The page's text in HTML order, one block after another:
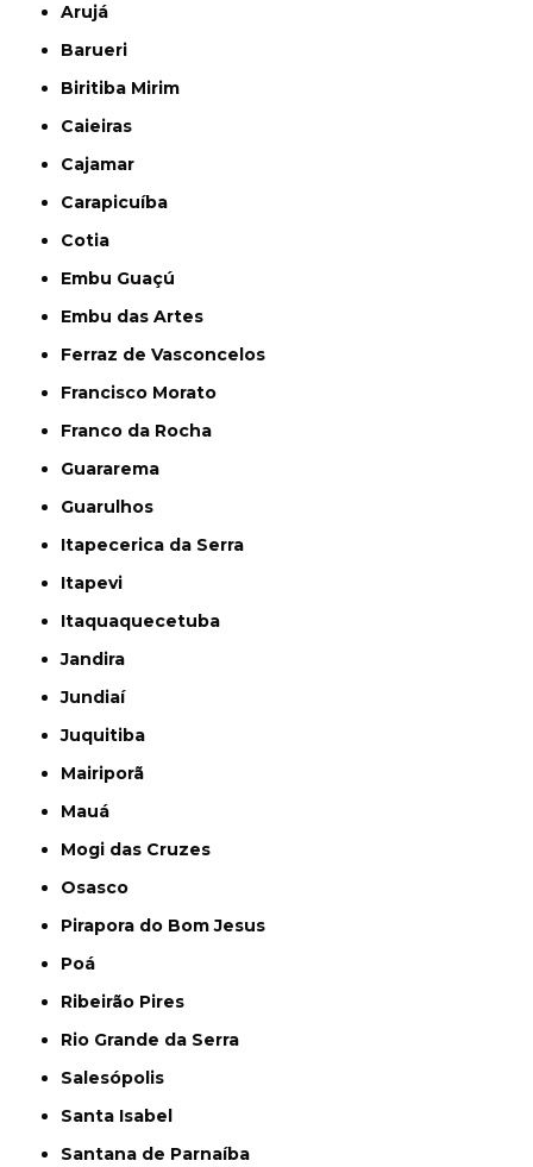
Arujá
Barueri
Biritiba Mirim
Caieiras
Cajamar
Carapicuíba
Cotia
Embu Guaçú
Embu das Artes
Ferraz de Vasconcelos
Francisco Morato
Franco da Rocha
Guararema
Guarulhos
Itapecerica da Serra
Itapevi
Itaquaquecetuba
Jandira
Jundiaí
Juquitiba
Mairiporã
Mauá
Mogi das Cruzes
Osasco
Pirapora do Bom Jesus
Poá
Ribeirão Pires
Rio Grande da Serra
Salesópolis
Santa Isabel
Santana de Parnaíba